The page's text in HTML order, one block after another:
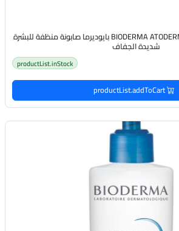
BIODERMA ATODERM INTENSIVE PAIN 150g بايوديرما صابونة منظفة للبشرة
شديدة الجفاف
productList.inStock
productList.addToCart